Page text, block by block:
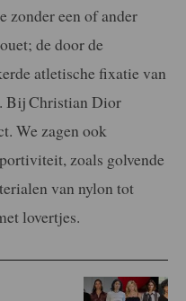
zonder een of ander
de door de
atletische fixatie van
Bij Christian Dior
We zagen ook
zoals golvende
van nylon tot
lovertjes.